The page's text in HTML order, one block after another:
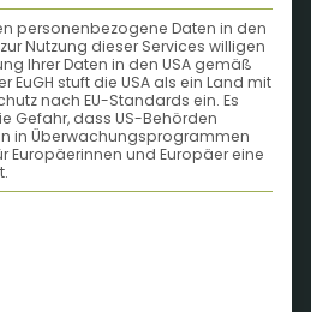
Kopf
in unserem
personenbezogene Daten in den
Nutzung dieser Services willigen
Ihrer Daten in den USA gemäß
EuGH stuft die USA als ein Land mit
nach EU-Standards ein. Es
Gefahr, dass US-Behörden
in Überwachungsprogrammen
Europäerinnen und Europäer eine
Service-Gruppen, für die